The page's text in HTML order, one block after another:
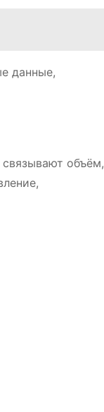
данные,
связывают объём,